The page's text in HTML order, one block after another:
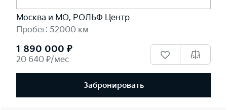
Москва и МО, РОЛЬФ Центр
Пробег: 52000 км
1 890 000 ₽
20 640 ₽/мес
Забронировать